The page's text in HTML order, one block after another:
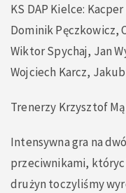
KS DAP Kielce:
Dominik Pęczkowicz,
Wiktor Spychaj, Jan
Wojciech Karcz,
Trenerzy Krzysztof
Intensywna gra na
przeciwnikami,
drużyn toczyliśmy